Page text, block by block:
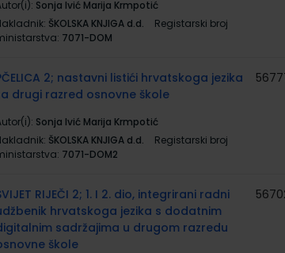
Sonja Ivić Marija Krmpotić
ŠKOLSKA KNJIGA d.d.
Registarski broj
7071-DOM
2; nastavni listići hrvatskoga jezika
drugi razred osnovne škole
Sonja Ivić Marija Krmpotić
ŠKOLSKA KNJIGA d.d.
Registarski broj
7071-DOM2
RIJEČI 2; 1. I 2. dio, integrirani radni
hrvatskoga jezika s dodatnim
sadržajima u drugom razredu
škole